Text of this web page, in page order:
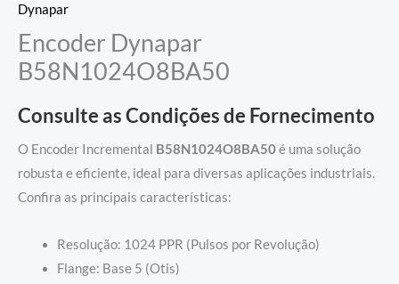
Dynapar
Encoder Dynapar
B58N1024O8BA50
Consulte as Condições de Fornecimento
O Encoder Incremental B58N1024O8BA50é uma solução
robusta e eficiente, ideal para diversas aplicações industriais.
Confira as principais características:
Resolução: 1024 PPR (Pulsos por Revolução)
Flange: Base 5 (Otis)